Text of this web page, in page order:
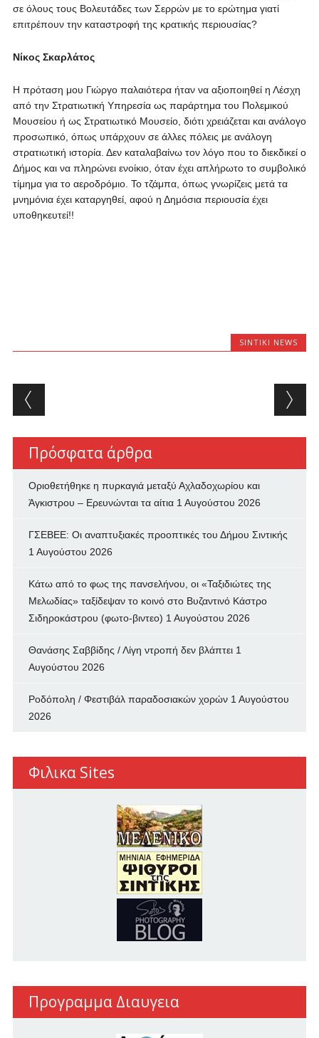
σε όλους τους Βολευτάδες των Σερρών με το ερώτημα γιατί
επιτρέπουν την καταστροφή της κρατικής περιουσίας?
Νίκος Σκαρλάτος
Η πρόταση μου Γιώργο παλαιότερα ήταν να αξιοποιηθεί η Λέσχη
από την Στρατιωτική Υπηρεσία ως παράρτημα του Πολεμικού
Μουσείου ή ως Στρατιωτικό Μουσείο, διότι χρειάζεται και ανάλογο
προσωπικό, όπως υπάρχουν σε άλλες πόλεις με ανάλογη
στρατιωτική ιστορία. Δεν καταλαβαίνω τον λόγο που το διεκδικεί ο
Δήμος και να πληρώνει ενοίκιο, όταν έχει απλήρωτο το συμβολικό
τίμημα για το αεροδρόμιο. Το τζάμπα, όπως γνωρίζεις μετά τα
μνημόνια έχει καταργηθεί, αφού η Δημόσια περιουσία έχει
υποθηκευτεί!!
SINTIKI NEWS
Post navigation
Πρόσφατα άρθρα
Οριοθετήθηκε η πυρκαγιά μεταξύ Αχλαδοχωρίου και
Άγκιστρου – Ερευνώνται τα αίτια 1 Αυγούστου 2026
ΓΣΕΒΕΕ: Οι αναπτυξιακές προοπτικές του Δήμου Σιντικής
1 Αυγούστου 2026
Κάτω από το φως της πανσελήνου, οι «Ταξιδιώτες της
Μελωδίας» ταξίδεψαν το κοινό στο Βυζαντινό Κάστρο
Σιδηροκάστρου (φωτο-βιντεο) 1 Αυγούστου 2026
Θανάσης Σαββίδης / Λίγη ντροπή δεν βλάπτει 1
Αυγούστου 2026
Ροδόπολη / Φεστιβάλ παραδοσιακών χορών 1 Αυγούστου
2026
Φιλικα Sites
Προγραμμα Διαυγεια